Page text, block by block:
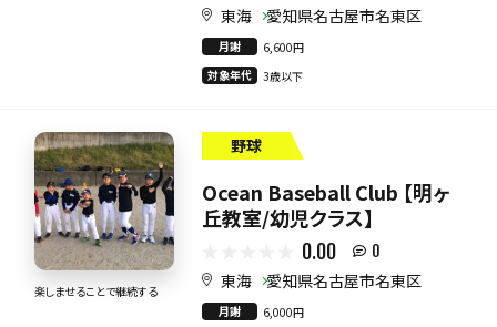
東海 愛知県名古屋市名東区
月謝
6,600円
対象年代
3歳以下
楽しませることで継続する
野球
Ocean Baseball Club 【明ヶ
丘教室/幼児クラス】
0.00 0
東海 愛知県名古屋市名東区
月謝
6,000円